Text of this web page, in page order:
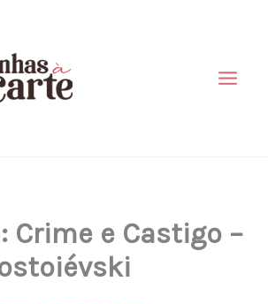
Crime e Castigo –